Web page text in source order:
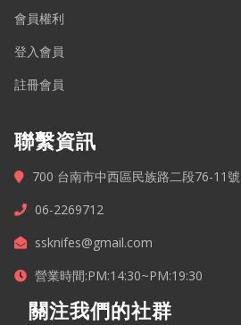
會員權利
登入會員
註冊會員
聯繫資訊
700 台南市中西區民族路二段76-11號
06-2269712
ssknifes@gmail.com
營業時間:PM:14:30~PM:19:30
關注我們的社群